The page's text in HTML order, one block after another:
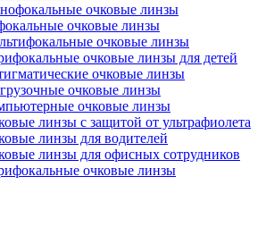
очковые линзы
очковые линзы
очковые линзы
очковые линзы для детей
очковые линзы
очковые линзы
очковые линзы
линзы с защитой от ультрафиолета
линзы для водителей
линзы для офисных сотрудников
очковые линзы